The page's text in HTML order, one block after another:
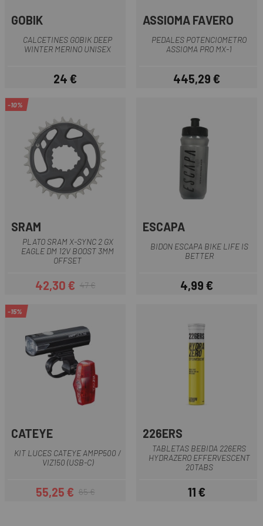
GOBIK
CALCETINES GOBIK DEEP
WINTER MERINO UNISEX
Precio
24 €
ASSIOMA FAVERO
PEDALES POTENCIOMETRO
ASSIOMA PRO MX-1
Precio
445,29 €
-10%
SRAM
PLATO SRAM X-SYNC 2 GX
EAGLE DM 12V BOOST 3MM
OFFSET
Precio
42,30 €Precio regular
47 €
ESCAPA
BIDON ESCAPA BIKE LIFE IS
BETTER
Precio
4,99 €
-15%
CATEYE
KIT LUCES CATEYE AMPP500 /
VIZ150 (USB-C)
Precio
55,25 €Precio regular
65 €
226ERS
TABLETAS BEBIDA 226ERS
HYDRAZERO EFFERVESCENT
20TABS
Precio
11 €